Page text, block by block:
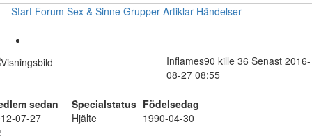
Start Forum Sex & Sinne Grupper Artiklar Händelser
Inflames90 kille 36 Senast 2016-
08-27 08:55
sedan Specialstatus Födelsedag
07-27
Hjälte 1990-04-30